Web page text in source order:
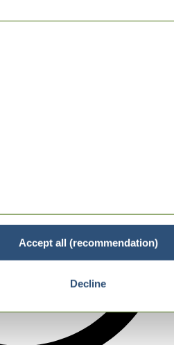
Accept all (recommendation)
Decline